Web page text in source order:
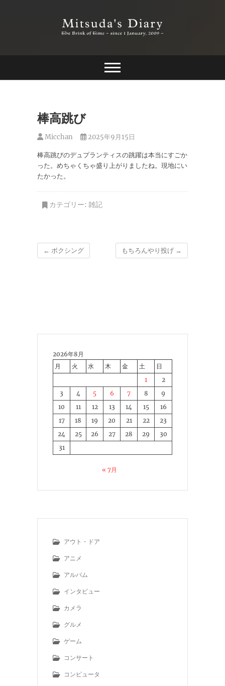
Mitsuda's Diary
棒高跳び
Micchan 2025年9月15日
棒高跳びのデュプランティスの跳躍は本当にすごか
った。めちゃくちゃ盛り上がりましたね。現地にい
たかった。
カテゴリー: 雑記
← ボクシング もちろんやり投げ →
2026年8月
月
火 水 木 金 土
日
1
2
3
4 5 6 7 8
9
10
11 12 13 14 15
16
17
18 19 20 21 22
23
24
25 26 27 28 29
30
31
« 7月
アウト・ドア
アニメ
アルバム
インタビュー
カメラ
グルメ
ゲーム
コンサート
コンピュータ